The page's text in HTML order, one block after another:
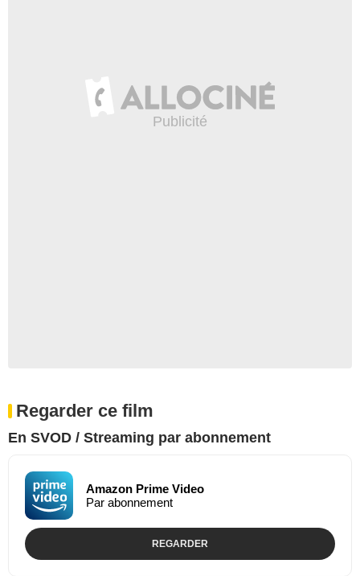
Regarder ce film
En SVOD / Streaming par abonnement
Amazon Prime Video
Par abonnement
REGARDER